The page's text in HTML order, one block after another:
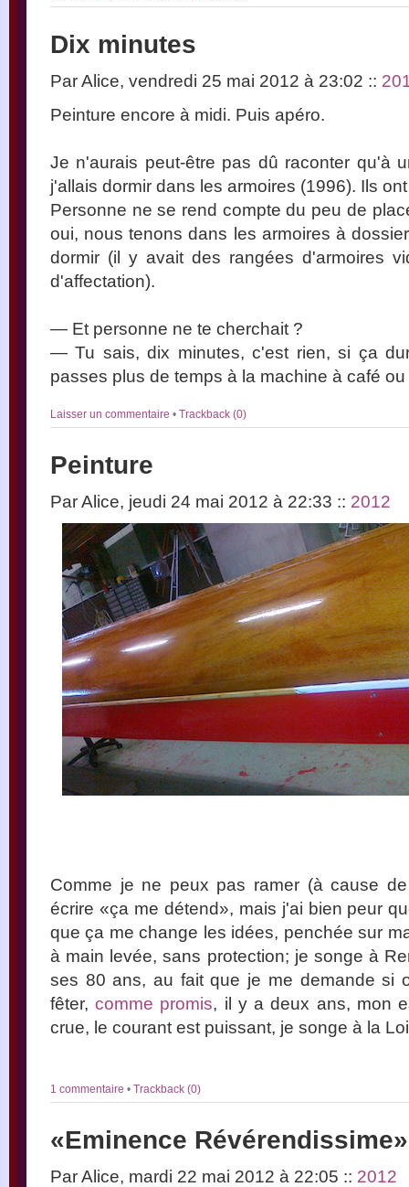
Dix minutes
Par Alice, vendredi 25 mai 2012 à 23:02 ::
Peinture encore à midi. Puis apéro.
Je n'aurais peut-être pas dû raconter qu'à
j'allais dormir dans les armoires (1996). Ils
Personne ne se rend compte du peu de
oui, nous tenons dans les armoires à
dormir (il y avait des rangées d'armoires
d'affectation).
— Et personne ne te cherchait ?
— Tu sais, dix minutes, c'est rien, si ça
passes plus de temps à la machine à café ou
Laisser un commentaire • Trackback (0)
Peinture
Par Alice, jeudi 24 mai 2012 à 22:33 :: 2012
Comme je ne peux pas ramer (à cause
écrire «ça me détend», mais j'ai bien peur
que ça me change les idées, penchée sur
à main levée, sans protection; je songe à
ses 80 ans, au fait que je me demande si
fêter,comme promis, il y a deux ans, mon
crue, le courant est puissant, je songe à la
1 commentaire • Trackback (0)
«Eminence Révérendissime»
Par Alice, mardi 22 mai 2012 à 22:05 :: 2012